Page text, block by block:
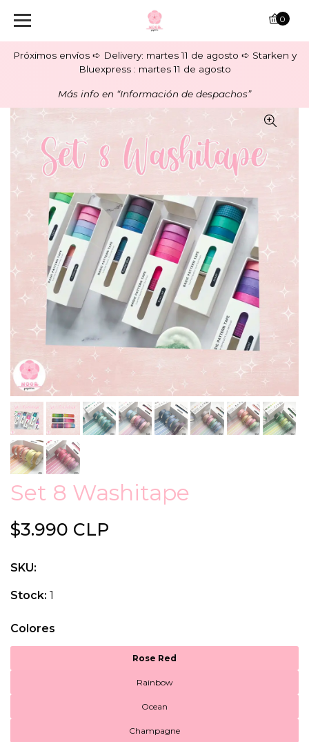
Próximos envíos ➪ Delivery: martes 11 de agosto ➪ Starken y
Bluexpress : martes 11 de agosto
Más info en “Información de despachos”
0
Set 8 Washitape
$3.990 CLP
SKU:
Stock: 1
Colores
Rose Red
Rainbow
Ocean
Champagne